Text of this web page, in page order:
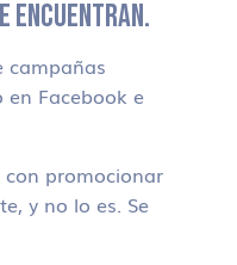
ENCUENTRAN.
campañas
Facebook e
promocionar
y no lo es. Se